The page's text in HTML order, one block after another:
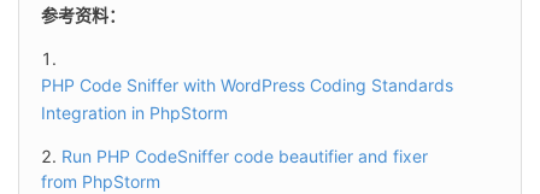
参考资料：
PHP Code Sniffer with WordPress Coding Standards
Integration in PhpStorm
Run PHP CodeSniffer code beautifier and fixer
from PhpStorm